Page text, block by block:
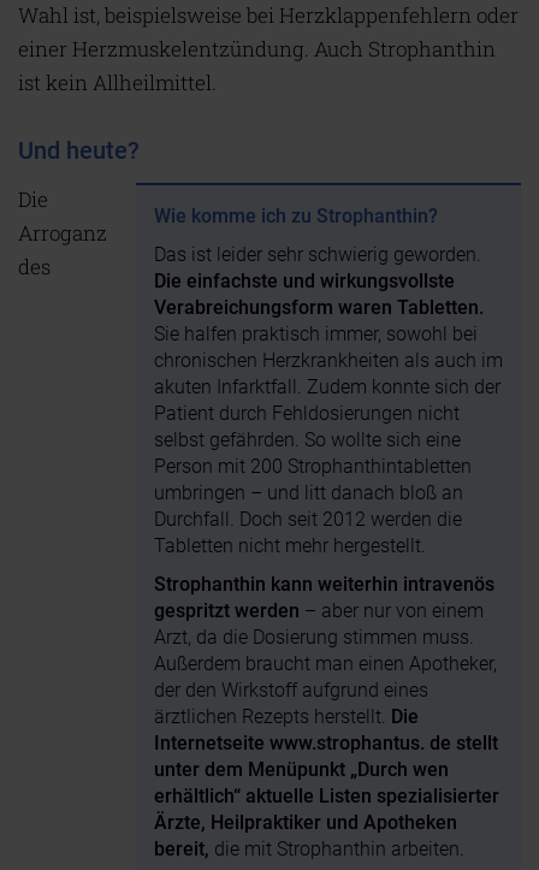
Wahl ist, beispielsweise bei Herzklappenfehlern oder
einer Herzmuskelentzündung. Auch Strophanthin
ist kein Allheilmittel.
Und heute?
Wie komme ich zu Strophanthin?
Das ist leider sehr schwierig geworden.
Die einfachste und wirkungsvollste
Verabreichungsform waren Tabletten.
Sie halfen praktisch immer, sowohl bei
chronischen Herzkrankheiten als auch im
akuten Infarktfall. Zudem konnte sich der
Patient durch Fehldosierungen nicht
selbst gefährden. So wollte sich eine
Person mit 200 Strophanthintabletten
umbringen – und litt danach bloß an
Durchfall. Doch seit 2012 werden die
Tabletten nicht mehr hergestellt.
Strophanthin kann weiterhin intravenös
gespritzt werden – aber nur von einem
Arzt, da die Dosierung stimmen muss.
Außerdem braucht man einen Apotheker,
der den Wirkstoff aufgrund eines
ärztlichen Rezepts herstellt. Die
Internetseite www.strophantus. de stellt
unter dem Menüpunkt „Durch wen
erhältlich“ aktuelle Listen spezialisierter
Ärzte, Heilpraktiker und Apotheken
bereit, die mit Strophanthin arbeiten.
Die
Arroganz
des